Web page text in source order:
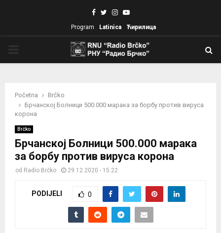
Facebook
TwitterInstagram
Youtube
Program Latinica Ћирилица
Početna
Brčko
Брчанској Болници 500.000 марака за борбу против вируса
корона
Brčko
Брчанској Болници 500.000 марака
за борбу против вируса корона
od Radio Brčko 29.12.2020 - 15:22
PODIJELI 0